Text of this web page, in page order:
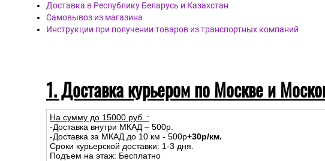
Доставка в Республику Беларусь и Казахстан
Самовывоз из магазина
Инструкции при получении товаров из транспортных компаний
1. Доставка курьером по Москве и
На сумму до 15000 руб. :
-Доставка внутри МКАД – 500р.
-Доставка за МКАД до 10 км - 500р+30р/км.
Сроки курьерской доставки: 1-3 дня.
Подъем на этаж: Бесплатно